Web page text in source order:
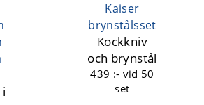
i
Kaiser
brynstålsset
Kockkniv
och brynstål
439 :- vid 50
set